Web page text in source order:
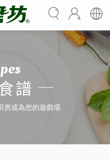
譜
房成為您的遊戲場